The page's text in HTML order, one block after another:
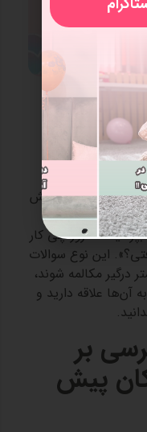
با بچه های پیش
است. به جای
«امروز چی کار
این نوع سوالات
درگیر مکالمه شوند،
علاقه دارید و
بر
پیش‌